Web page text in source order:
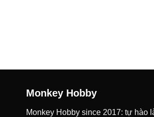
Monkey Hobby
Monkey Hobby since 2017: tự hào